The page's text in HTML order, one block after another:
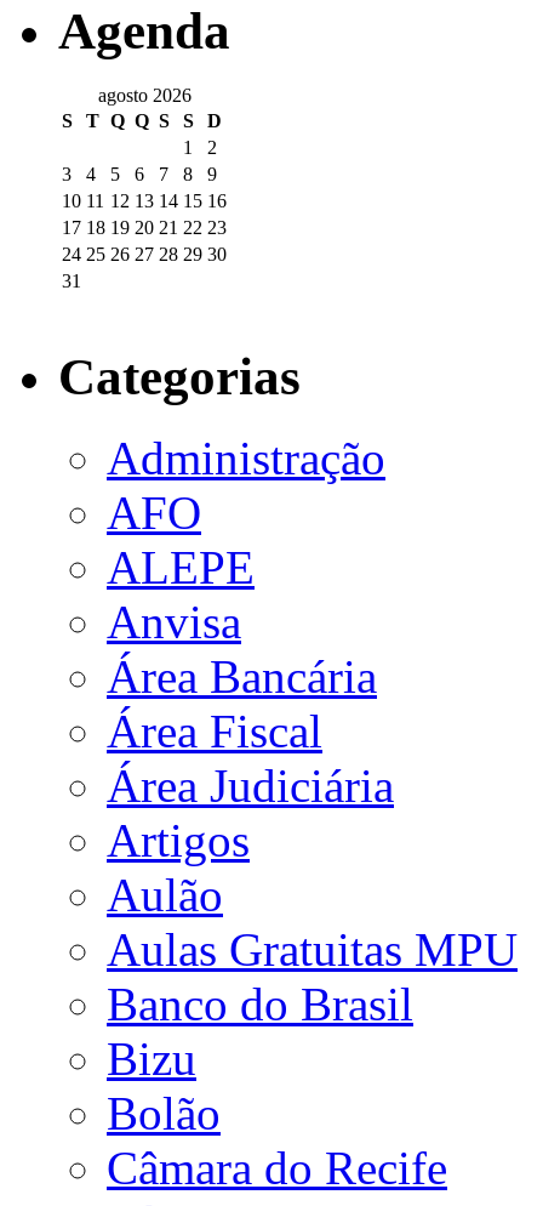
Agenda
agosto 2026
S
T Q Q S S
D
1
2
3
4 5 6 7 8
9
10 11 12 13 14 15 16
17 18 19 20 21 22 23
24 25 26 27 28 29 30
31
Categorias
Administração
AFO
ALEPE
Anvisa
Área Bancária
Área Fiscal
Área Judiciária
Artigos
Aulão
Aulas Gratuitas MPU
Banco do Brasil
Bizu
Bolão
Câmara do Recife